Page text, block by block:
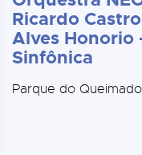
Ricardo
Alves Honorio
Sinfônica
Parque do Queimado